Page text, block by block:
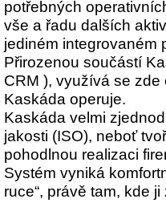
potřebných
vše a řadu dalších
jediném integrovaném
Přirozenou součástí
CRM ), využívá se
Kaskáda operuje.
Kaskáda velmi
jakosti (ISO), neboť
pohodlnou realizaci
Systém vyniká
ruce“, právě tam, kde